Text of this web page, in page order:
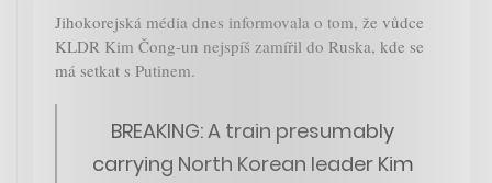
Jihokorejská média dnes informovala o tom, že vůdce
KLDR Kim Čong-un nejspíš zamířil do Ruska, kde se
má setkat s Putinem.
BREAKING: A train presumably
carrying North Korean leader Kim